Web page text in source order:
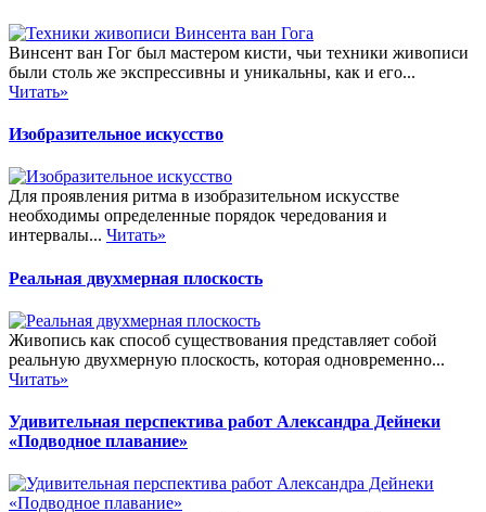
Винсент ван Гог был мастером кисти, чьи техники живописи
были столь же экспрессивны и уникальны, как и его...
Читать»
Изобразительное искусство
Для проявления ритма в изобразительном искусстве
необходимы определенные порядок чередования и
интервалы... Читать»
Реальная двухмерная плоскость
Живопись как способ существования представляет собой
реальную двухмерную плоскость, которая одновременно...
Читать»
Удивительная перспектива работ Александра Дейнеки
«Подводное плавание»